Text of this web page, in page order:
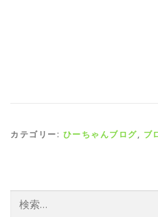
カテゴリー: ひーちゃんブログ, ブ
索: